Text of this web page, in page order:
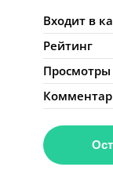
Входит в
Рейтинг
Просмотры